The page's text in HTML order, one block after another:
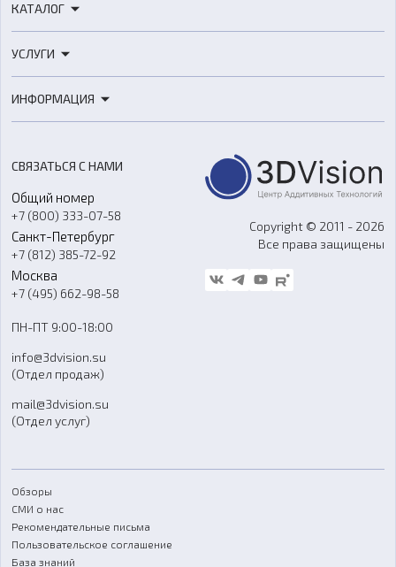
КАТАЛОГ
3D-сканеры
Расходные материалы
Оборудование и материалы для вакуумного литья
Аксессуары и прочее оборудование
Программное обеспечение
УСЛУГИ
3D-моделирование
Ремонт и услуги
ИНФОРМАЦИЯ
О компании
Контакты
Гос. закупки
Стать дилером
Блог
FAQ
СВЯЗАТЬСЯ С НАМИ
Общий номер
+7 (800) 333-07-58
Санкт-Петербург
+7 (812) 385-72-92
Москва
+7 (495) 662-98-58
ПН-ПТ 9:00-18:00
info@3dvision.su
(Отдел продаж)
mail@3dvision.su
(Отдел услуг)
Copyright © 2011 - 2026
Все права защищены
Обзоры
СМИ о нас
Рекомендательные письма
Пользовательское соглашение
База знаний